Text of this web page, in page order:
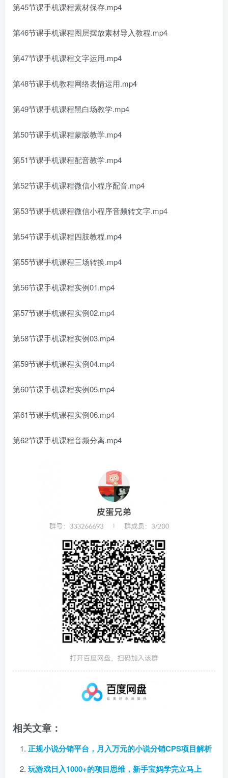
第45节课手机课程素材保存.mp4
第46节课手机课程图层摆放素材导入教程.mp4
第47节课手机课程文字运用.mp4
第48节课手机教程网络表情运用.mp4
第49节课手机课程黑白场教学.mp4
第50节课手机课程蒙版教学.mp4
第51节课手机课程配音教学.mp4
第52节课手机课程微信小程序配音.mp4
第53节课手机课程微信小程序音频转文字.mp4
第54节课手机课程四肢教程.mp4
第55节课手机课程三场转换.mp4
第56节课手机课程实例01.mp4
第57节课手机课程实例02.mp4
第58节课手机课程实例03.mp4
第59节课手机课程实例04.mp4
第60节课手机课程实例05.mp4
第61节课手机课程实例06.mp4
第62节课手机课程音频分离.mp4
相关文章：
正规小说分销平台，月入万元的小说分销CPS项目解析
玩游戏日入1000+的项目思维，新手宝妈学完立马上